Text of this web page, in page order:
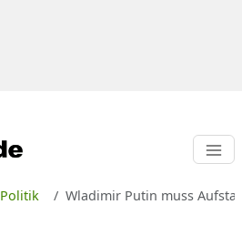
Politik Wladimir Putin muss